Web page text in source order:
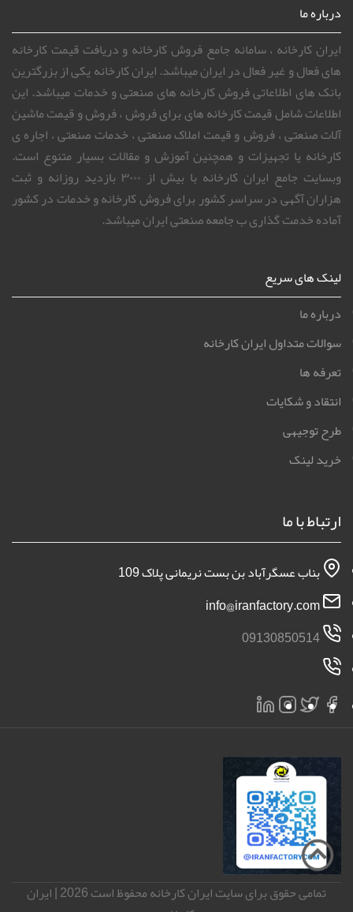
درباره ما
ایران کارخانه ، سامانه جامع فروش کارخانه و دریافت قیمت کارخانه
های فعال و غیر فعال در ایران میباشد. ایران کارخانه یکی از بزرگترین
بانک های اطلاعاتی فروش کارخانه های صنعتی و خدمات میباشد. این
اطلاعات شامل قیمت کارخانه های برای فروش ، فروش و قیمت ماشین
آلات صنعتی ، فروش و قیمت املاک صنعتی ، خدمات صنعتی ، اجاره ی
کارخانه یا تجهیزات و همچنین آموزش و مقالات بسیار متنوع است.
وبسایت جامع ایران کارخانه با بیش از ۳۰۰۰ بازدید روزانه و ثبت
هزاران آگهی در سراسر کشور برای فروش کارخانه و خدمات در کشور
آماده خدمت گذاری ب جامعه صنعتی ایران میباشد.
لینک های سریع
درباره ما
سوالات متداول ایران کارخانه
تعرفه ها
انتقاد و شکایات
طرح توجیهی
خرید لینک
ارتباط با ما
بناب عسگرآباد بن بست نریمانی پلاک 109
09130850514
تمامی حقوق برای سایت ایران کارخانه محفوظ است 2026 | ایران